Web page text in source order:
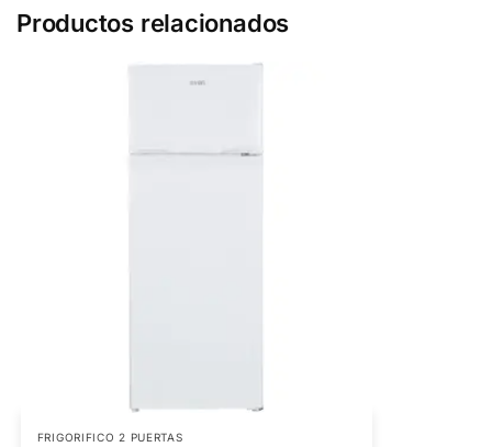
Productos relacionados
FRIGORIFICO 2 PUERTAS